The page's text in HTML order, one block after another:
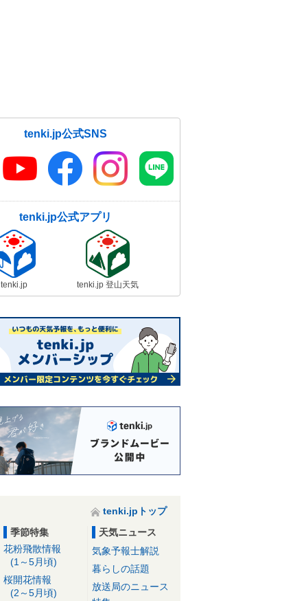
tenki.jp公式SNS
tenki.jp公式アプリ
tenki.jp tenki.jp 登山天気
tenki.jpトップ
季節特集
花粉飛散情報
(1～5月頃)
桜開花情報
(2～5月頃)
天気ニュース
気象予報士解説
暮らしの話題
放送局のニュース